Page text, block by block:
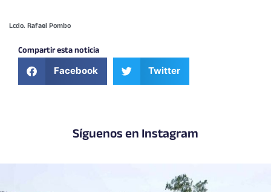
Lcdo. Rafael Pombo
Compartir esta noticia
Facebook Twitter
Síguenos en Instagram